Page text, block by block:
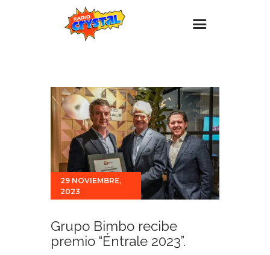
Estaciones
Eventos
Promociones
Noticias
Para ti
Contacto
29 NOVIEMBRE,
2023
Grupo Bimbo recibe
premio “Éntrale 2023”.